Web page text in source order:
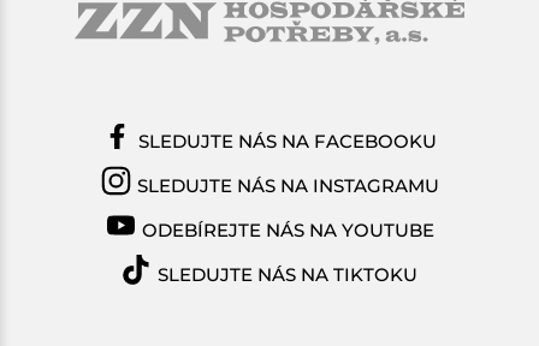
SLEDUJTE NÁS NA FACEBOOKU
SLEDUJTE NÁS NA INSTAGRAMU
ODEBÍREJTE NÁS NA YOUTUBE
SLEDUJTE NÁS NA TIKTOKU